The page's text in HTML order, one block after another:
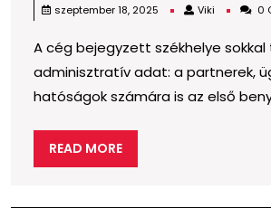
tehet
egy
céget
szeptember 18, 2025 Viki Viki 0
A cég bejegyzett székhelye
adminisztratív adat: a partnerek,
hatóságok számára is az első
READ MOREREAD
MORE